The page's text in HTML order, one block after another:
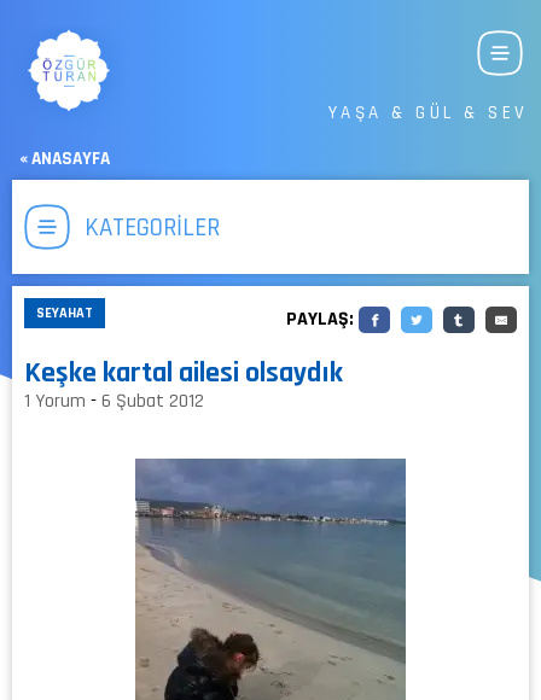
YAŞA & GÜL & SEV
« ANASAYFA
KATEGORİLER
SEYAHAT PAYLAŞ:
Keşke kartal ailesi olsaydık
1 Yorum -6 Şubat 2012